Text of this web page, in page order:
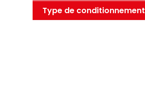
Type de conditionnement